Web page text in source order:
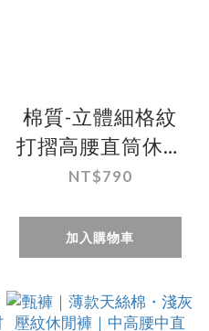
棉質-立體細格紋
打摺高腰直筒休閒
褲 28~43吋 免費
NT$790
加入購物車